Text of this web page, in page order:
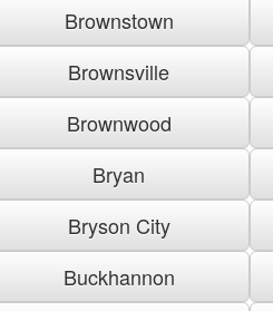
Brownstown
Brownsville
Brownwood
Bryan
Bryson City
Buckhannon